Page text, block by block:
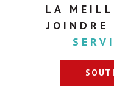
LA
JOINDRE